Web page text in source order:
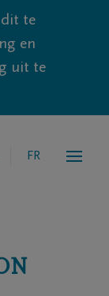
dit te
en
uit te
FR